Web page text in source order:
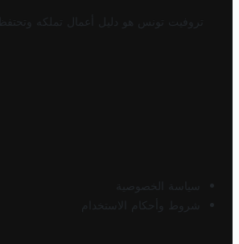
تروفيت تونس هو دليل أعمال تملكه
سياسة الخصوصية
شروط وأحكام الاستخدام